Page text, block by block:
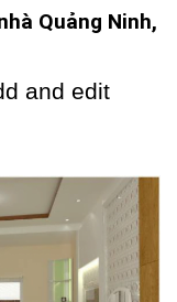
Quảng Ninh,
and edit